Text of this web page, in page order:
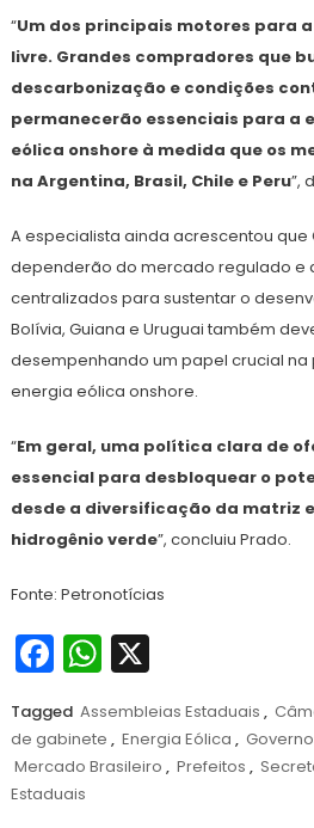
“Um dos principais motores para
livre. Grandes compradores que
descarbonização e condições
permanecerão essenciais para a
eólica onshore à medida que os
na Argentina, Brasil, Chile e Peru”,
A especialista ainda acrescentou
dependerão do mercado regulado e
centralizados para sustentar o
Bolívia, Guiana e Uruguai também
desempenhando um papel crucial
energia eólica onshore.
“Em geral, uma política clara de
essencial para desbloquear o
desde a diversificação da matriz
hidrogênio verde”, concluiu Prado.
Fonte: Petronotícias
Facebook
WhatsApp
X
Tagged Assembleias Estaduais ,
de gabinete , Energia Eólica ,
Mercado Brasileiro , Prefeitos ,
Estaduais